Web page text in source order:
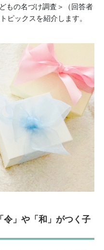
もの名づけ調査＞（回答者
ピックスを紹介します。
令」や「和」がつく子